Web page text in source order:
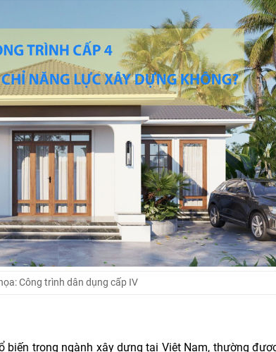
Công trình dân dụng cấp IV
biến trong ngành xây dựng tại Việt Nam, thường